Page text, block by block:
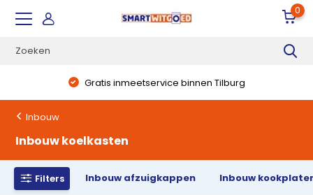
0
Gratis inmeetservice binnen Tilburg
Inbouw
Inbouw koelkasten
Filters Inbouw afzuigkappen Inbouw